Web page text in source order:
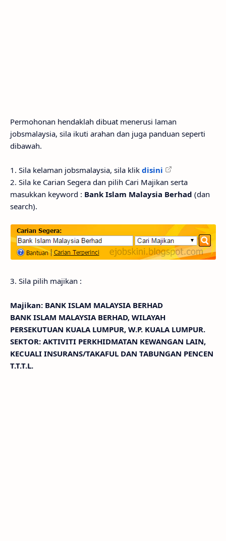
Permohonan hendaklah dibuat menerusi laman
jobsmalaysia, sila ikuti arahan dan juga panduan seperti
dibawah.
1. Sila kelaman jobsmalaysia, sila klik disini
2. Sila ke Carian Segera dan pilih Cari Majikan serta
masukkan keyword : Bank Islam Malaysia Berhad (dan
search).
3. Sila pilih majikan :
Majikan: BANK ISLAM MALAYSIA BERHAD
BANK ISLAM MALAYSIA BERHAD, WILAYAH
PERSEKUTUAN KUALA LUMPUR, W.P. KUALA LUMPUR.
SEKTOR: AKTIVITI PERKHIDMATAN KEWANGAN LAIN,
KECUALI INSURANS/TAKAFUL DAN TABUNGAN PENCEN
T.T.T.L.